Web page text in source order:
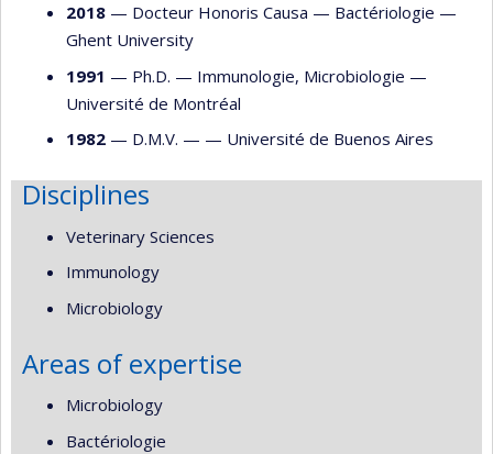
2018 — Docteur Honoris Causa — Bactériologie —
Ghent University
1991 — Ph.D. — Immunologie, Microbiologie —
Université de Montréal
1982 — D.M.V. — — Université de Buenos Aires
Disciplines
Veterinary Sciences
Immunology
Microbiology
Areas of expertise
Microbiology
Bactériologie